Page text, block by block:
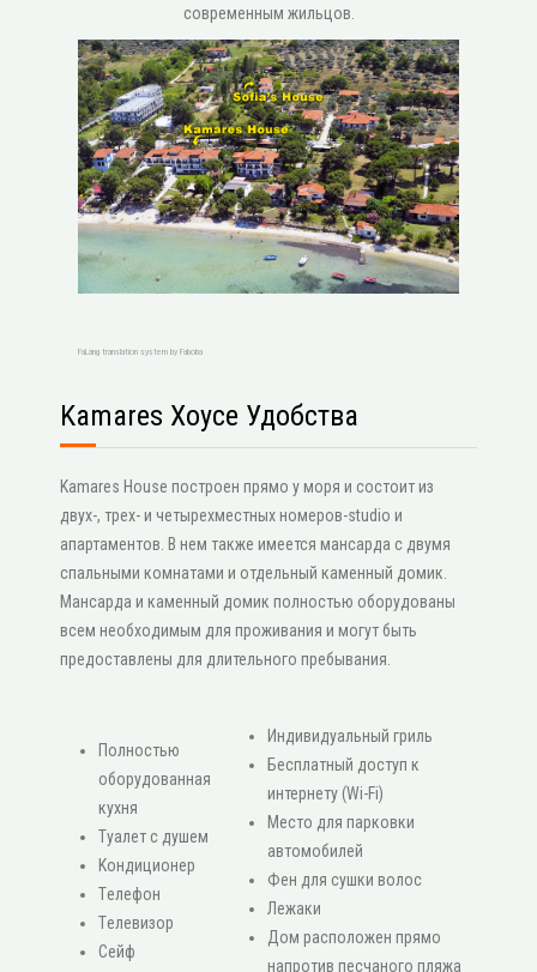
современным жильцов.
FaLang translation system by Faboba
Kamares Хоусе Удобства
Kamares House построен прямо у моря и состоит из
двух-, трех- и четырехместных номеров-studio и
апартаментов. В нем также имеется мансарда с двумя
спальными комнатами и отдельный каменный домик.
Мансарда и каменный домик полностью оборудованы
всем необходимым для проживания и могут быть
предоставлены для длительного пребывания.
Πолностью
оборудованная
кухня
Туалет с душем
Κондиционер
Τелефон
Τелевизор
Сейф
Индивидуальный гриль
Бесплатный доступ к
интернету (Wi-Fi)
Место для парковки
автомобилей
Фен для сушки волос
Лежаки
Дом расположен прямо
напротив песчаного пляжа